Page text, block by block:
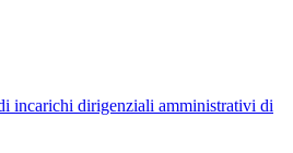
incarichi dirigenziali amministrativi di